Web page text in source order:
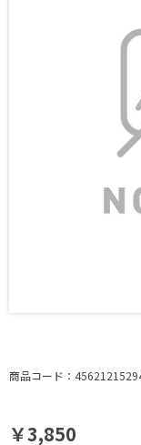
商品コード：
￥3,850